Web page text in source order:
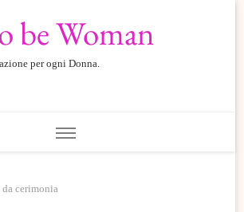
be Woman
per ogni Donna.
cerimonia